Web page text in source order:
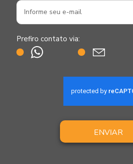
Prefiro contato via:
ENVIAR